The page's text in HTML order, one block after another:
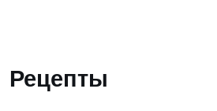
Рецепты